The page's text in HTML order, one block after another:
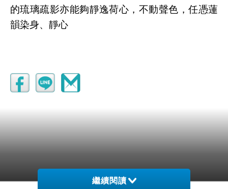
的琉璃疏影亦能夠靜逸荷心，不動聲色，任憑蓮
韻染身、靜心
繼續閱讀